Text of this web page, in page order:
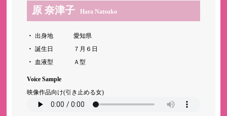
原 奈津子 Hara Natsuko
出身地
愛知県
誕生日
７月６日
血液型
Ａ型
Voice Sample
映像作品向け(引き止める女)